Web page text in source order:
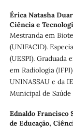
Érica Natasha
Ciência e
Mestranda em
(UNIFACID).
(UESPI). Graduada
em Radiologia
UNINASSAU e da
Municipal de
Ednaldo Francisco
de Educação,